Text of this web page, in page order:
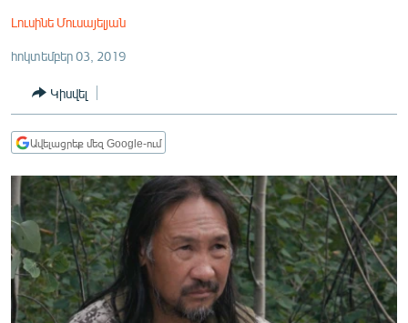
ՏՆՏԵՍՈՒԹՅՈՒՆ
ՂԱՐԱԲԱՂ
ՏԱՐԱԾԱՇՐՋԱՆ
ՄԻՋԱԶԳԱՅԻՆ
ՄՇԱԿՈՒՅԹ
ՍՊՈՐՏ
Լուսինե Մուսայելյան
հոկտեմբեր 03, 2019
Կիսվել
Ավելացրեք մեզ Google-ում